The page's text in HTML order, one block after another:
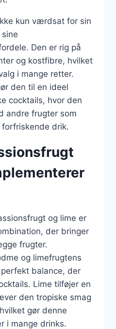
kun værdsat for sin
Den er rig på
og kostfibre, hvilket
i mange retter.
den til en ideel
cocktails, hvor den
andre frugter som
drik.
og lime er
der bringer
frugter.
og limefrugtens
balance, der
Lime tilføjer en
den tropiske smag
gør denne
i mange drinks.